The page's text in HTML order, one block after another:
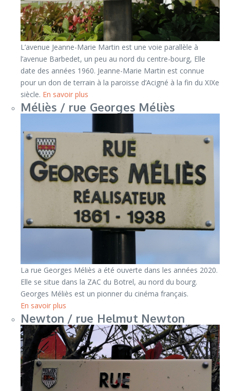
L’avenue Jeanne-Marie Martin est une voie parallèle à
l’avenue Barbedet, un peu au nord du centre-bourg, Elle
date des années 1960. Jeanne-Marie Martin est connue
pour un don de terrain à la paroisse d’Acigné à la fin du XIXe
siècle. En savoir plus
Méliès / rue Georges Méliès
La rue Georges Méliès a été ouverte dans les années 2020.
Elle se situe dans la ZAC du Botrel, au nord du bourg.
Georges Méliès est un pionner du cinéma français.
En savoir plus
Newton / rue Helmut Newton